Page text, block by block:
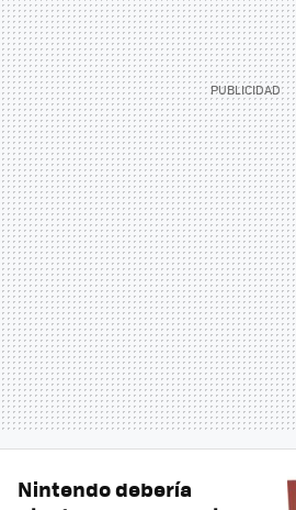
Nintendo debería